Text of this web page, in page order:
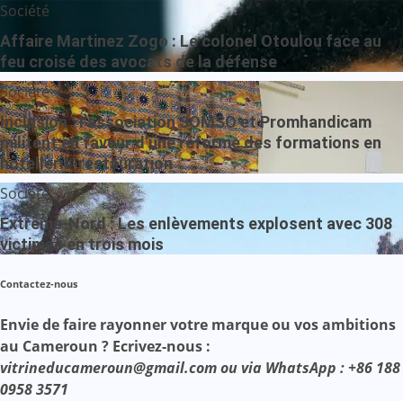
Société
Affaire Martinez Zogo : Le colonel Otoulou face au
feu croisé des avocats de la défense
Société
Inclusion : l’association SOMSO et Promhandicam
militent en faveur d’une réforme des formations en
hôtellerie-restauration
Société
Extrême-Nord : Les enlèvements explosent avec 308
victimes en trois mois
Contactez-nous
Envie de faire rayonner votre marque ou vos ambitions
au Cameroun ? Ecrivez-nous :
vitrineducameroun@gmail.com ou via WhatsApp : +86 188
0958 3571